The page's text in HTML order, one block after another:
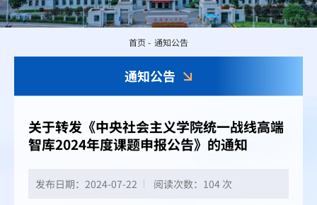
通知公告
首页 - 通知公告
关于转发《中央社会主义学院统一战线高端
智库2024年度课题申报公告》的通知
发布日期：2024-07-22 阅读次数： 104 次